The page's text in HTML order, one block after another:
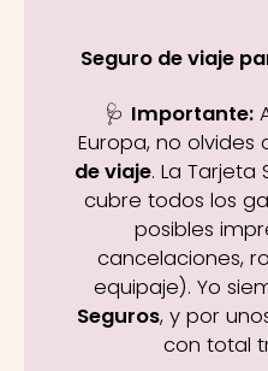
Seguro de viaje
🩺 Importante:
Europa, no olvides
de viaje. La Tarjeta
cubre todos los
posibles
cancelaciones,
equipaje). Yo
Seguros, y por
con total